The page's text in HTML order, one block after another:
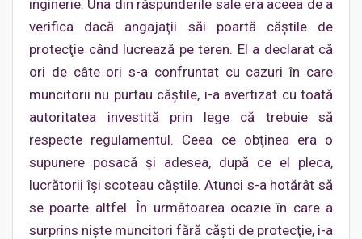
inginerie. Una din răspunderile sale era aceea de a
verifica dacă angajaţii săi poartă căştile de
protecţie când lucrează pe teren. El a declarat că
ori de câte ori s-a confruntat cu cazuri în care
muncitorii nu purtau căştile, i-a avertizat cu toată
autoritatea investită prin lege că trebuie să
respecte regulamentul. Ceea ce obţinea era o
supunere posacă şi adesea, după ce el pleca,
lucrătorii îşi scoteau căştile. Atunci s-a hotărât să
se poarte altfel. În următoarea ocazie în care a
surprins nişte muncitori fără căşti de protecţie, i-a